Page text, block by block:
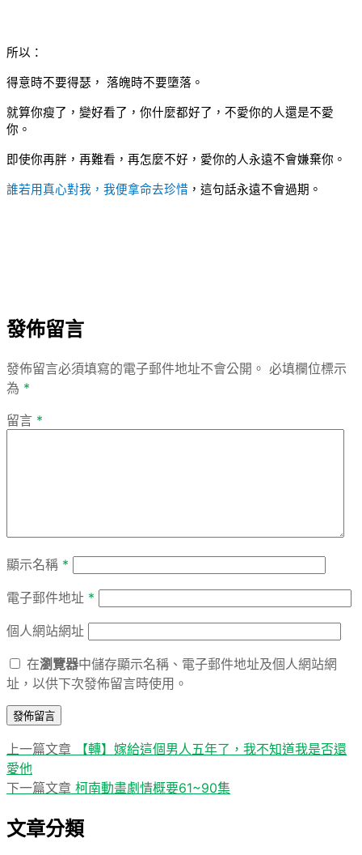
所以：
得意時不要得瑟， 落魄時不要墮落。
就算你瘦了，變好看了，你什麼都好了，不愛你的人還是不愛
你。
即使你再胖，再難看，再怎麼不好，愛你的人永遠不會嫌棄你。
誰若用真心對我，我便拿命去珍惜 ，這句話永遠不會過期。
發佈留言
發佈留言必須填寫的電子郵件地址不會公開。 必填欄位標示
為 *
留言 *
顯示名稱 *
電子郵件地址 *
個人網站網址
在瀏覽器中儲存顯示名稱、電子郵件地址及個人網站網
址，以供下次發佈留言時使用。
文
章
覽
上一篇文章
上
篇
章:
【轉】嫁給這個男人五年了，我不知道我是否還
愛他
下一篇文章 下
篇
柯南動畫劇情概要61~90集
文章分類